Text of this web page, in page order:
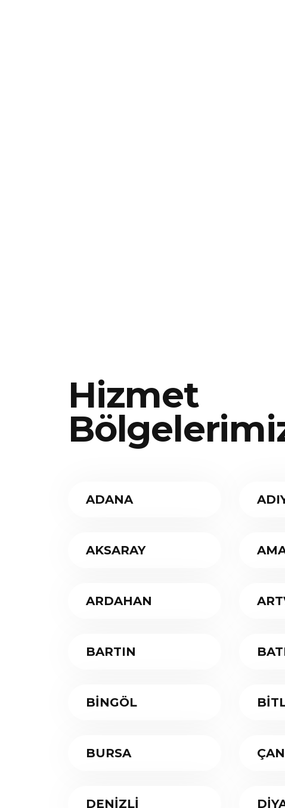
Hizmet
ADANA
AKSARAY
ARDAHAN
BARTIN
BİNGÖL
BURSA
DENİZLİ